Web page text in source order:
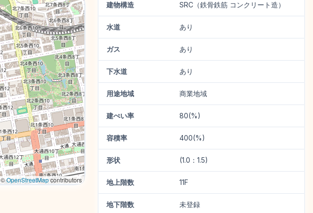
©OpenStreetMapcontributors
建物構造 SRC（鉄骨鉄筋 コンクリート造）
水道 あり
ガス あり
下水道 あり
用途地域 商業地域
建ぺい率 80(%)
容積率 400(%)
形状 (1.0：1.5)
地上階数 11F
地下階数 未登録